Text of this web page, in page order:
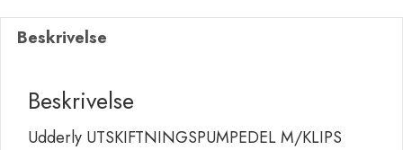
Beskrivelse
Beskrivelse
Udderly UTSKIFTNINGSPUMPEDEL M/KLIPS